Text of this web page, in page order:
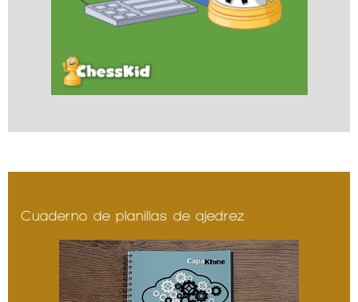
Cuaderno de planillas de ajedrez